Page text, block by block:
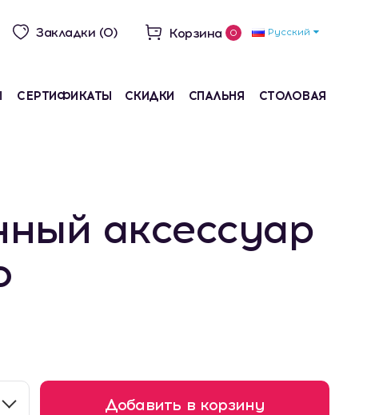
Закладки (0) Корзина 0 Русский
СЕРТИФИКАТЫ СКИДКИ СПАЛЬНЯ СТОЛОВАЯ
аксессуар
Добавить в корзину